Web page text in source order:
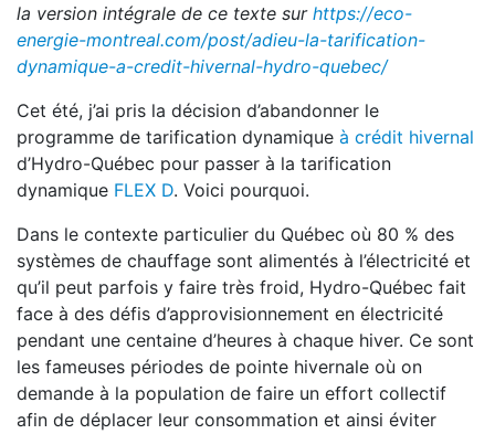
la version intégrale de ce texte sur https://eco-
energie-montreal.com/post/adieu-la-tarification-
dynamique-a-credit-hivernal-hydro-quebec/
Cet été, j’ai pris la décision d’abandonner le
programme de tarification dynamique à crédit hivernal
d’Hydro-Québec pour passer à la tarification
dynamique FLEX D. Voici pourquoi.
Dans le contexte particulier du Québec où 80 % des
systèmes de chauffage sont alimentés à l’électricité et
qu’il peut parfois y faire très froid, Hydro-Québec fait
face à des défis d’approvisionnement en électricité
pendant une centaine d’heures à chaque hiver. Ce sont
les fameuses périodes de pointe hivernale où on
demande à la population de faire un effort collectif
afin de déplacer leur consommation et ainsi éviter